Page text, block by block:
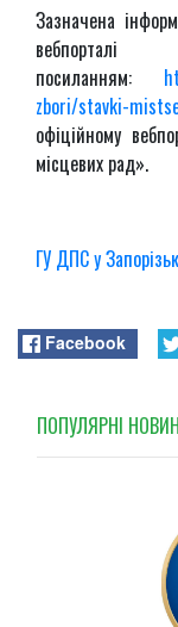
Зазначена
посиланням:
zbori/stavki-
офіційному
місцевих рад».
ГУ ДПС у
Facebook
ПОПУЛЯРНI